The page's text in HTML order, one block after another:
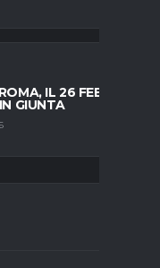
IL 26 FEBBRAIO
GIUNTA